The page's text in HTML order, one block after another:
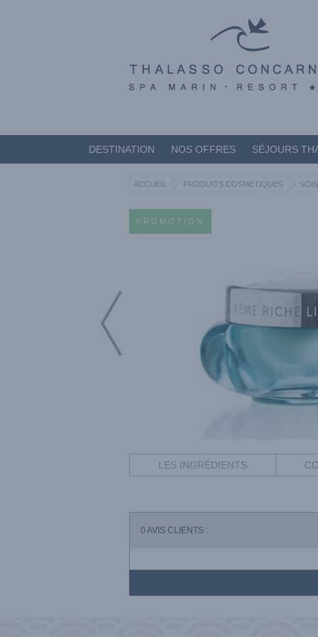
DESTINATION NOS OFFRES SÉJOURS
ACCUEIL PRODUITS COSMÉTIQUES
PROMOTION
LES INGRÉDIENTS
0 AVIS CLIENTS :